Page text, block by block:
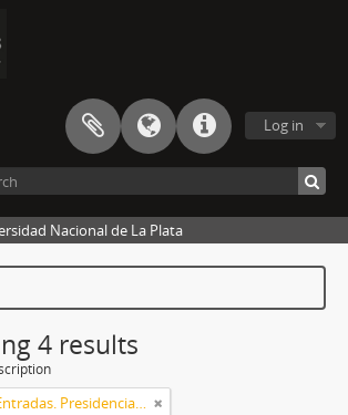
Log in
Nacional de La Plata
4 results
Mesa General de Entradas. Presidencia UNLP